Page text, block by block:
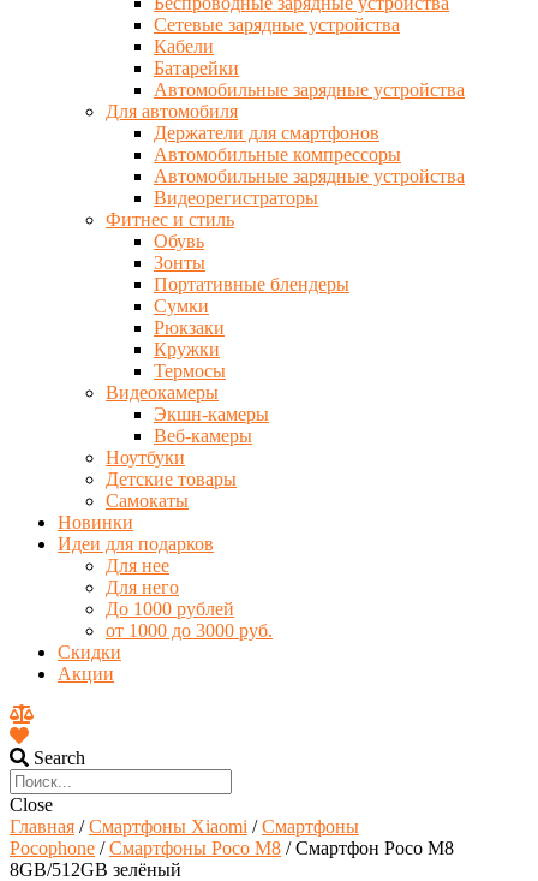
Сетевые зарядные устройства
Кабели
Батарейки
Автомобильные зарядные устройства
Для автомобиля
Держатели для смартфонов
Автомобильные компрессоры
Автомобильные зарядные устройства
Видеорегистраторы
Фитнес и стиль
Обувь
Зонты
Портативные блендеры
Сумки
Рюкзаки
Кружки
Термосы
Видеокамеры
Экшн-камеры
Веб-камеры
Ноутбуки
Детские товары
Самокаты
Новинки
Идеи для подарков
Для нее
Для него
До 1000 рублей
от 1000 до 3000 руб.
Скидки
Акции
Search
Close
Главная /Смартфоны Xiaomi /Смартфоны
Pocophone /Смартфоны Poco M8 / Смартфон Poco M8
8GB/512GB зелёный